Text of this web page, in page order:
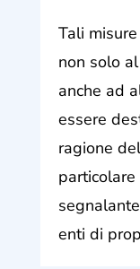
Tali
non solo
anche ad
essere
ragione
enti di